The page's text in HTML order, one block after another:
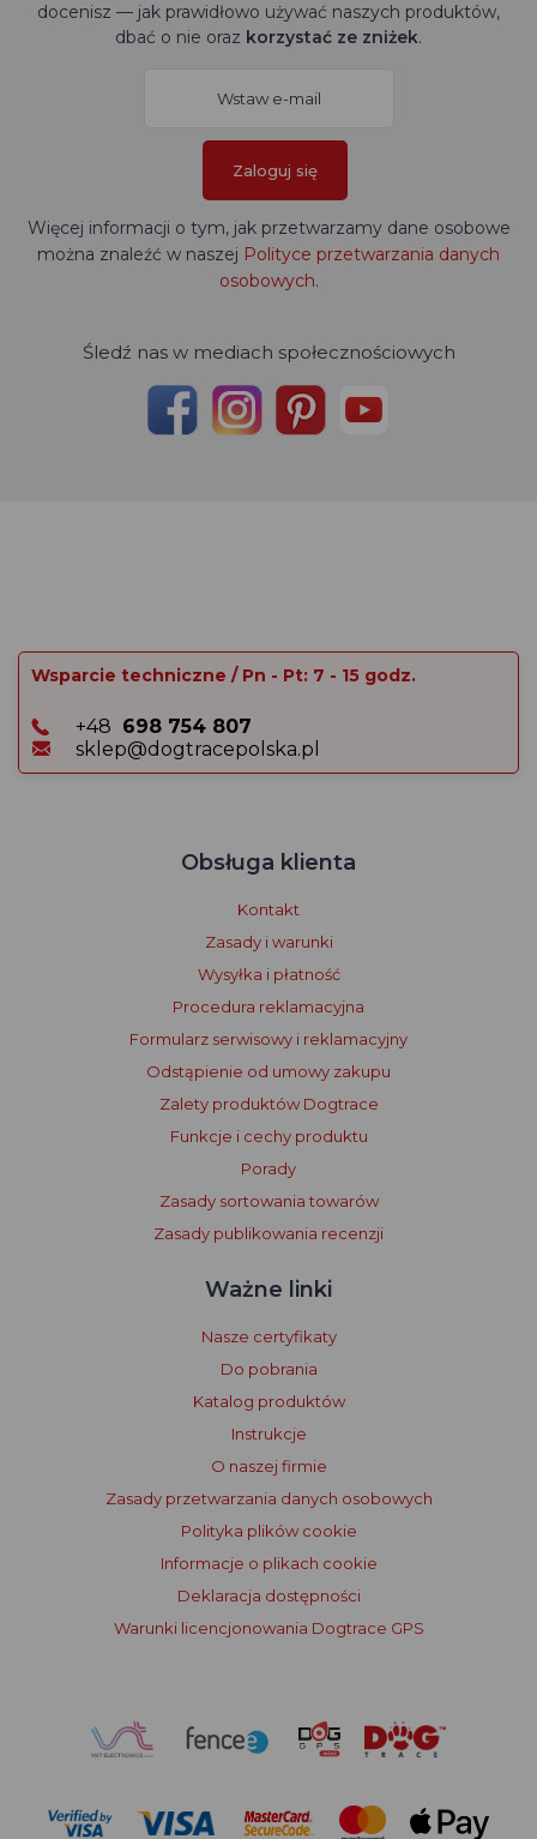
docenisz — jak prawidłowo używać naszych produktów,
dbać o nie oraz korzystać ze zniżek.
Zaloguj się
Więcej informacji o tym, jak przetwarzamy dane osobowe
można znaleźć w naszej Polityce przetwarzania danych
osobowych.
Śledź nas w mediach społecznościowych
Wsparcie techniczne / Pn - Pt: 7 - 15 godz.
+48 698 754 807
sklep@dogtracepolska.pl
Obsługa klienta
Kontakt
Zasady i warunki
Wysyłka i płatność
Procedura reklamacyjna
Formularz serwisowy i reklamacyjny
Odstąpienie od umowy zakupu
Zalety produktów Dogtrace
Funkcje i cechy produktu
Porady
Zasady sortowania towarów
Zasady publikowania recenzji
Ważne linki
Nasze certyfikaty
Do pobrania
Katalog produktów
Instrukcje
O naszej firmie
Zasady przetwarzania danych osobowych
Polityka plików cookie
Informacje o plikach cookie
Deklaracja dostępności
Warunki licencjonowania Dogtrace GPS